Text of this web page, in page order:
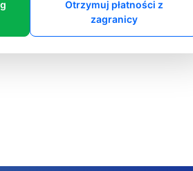
Otrzymuj płatności z
zagranicy